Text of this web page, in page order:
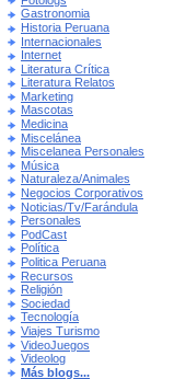
Gastronomia
Historia Peruana
Internacionales
Internet
Literatura Crítica
Literatura Relatos
Marketing
Mascotas
Medicina
Miscelánea
Miscelanea Personales
Música
Naturaleza/Animales
Negocios Corporativos
Noticias/Tv/Farándula
Personales
PodCast
Política
Politica Peruana
Recursos
Religión
Sociedad
Tecnología
Viajes Turismo
VideoJuegos
Videolog
Más blogs...